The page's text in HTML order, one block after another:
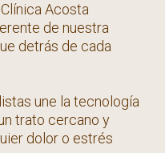
Acosta
de nuestra
detrás de cada
une la tecnología
trato cercano y
dolor o estrés